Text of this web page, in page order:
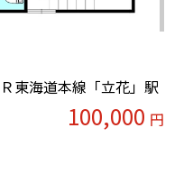
東海道本線「立花」駅
100,000 円